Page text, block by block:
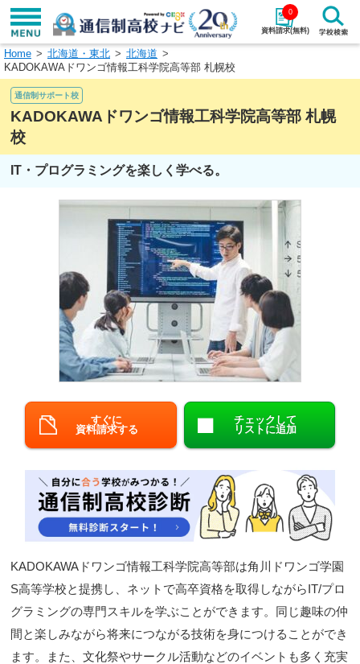
資料請求(無料)
0
学校名で探す
エリアを選択して探す
北海道・東北
北陸・甲信越
中国
九州・沖縄
閉じる
Home 北海道・東北
北海道
KADOKAWAドワンゴ情報工科学院高等部 札幌校
通信制サポート校
KADOKAWAドワンゴ情報工科学院高等部 札幌
校
IT・プログラミングを楽しく学べる。
すぐに
資料請求する
チェックして
リストに追加
KADOKAWAドワンゴ情報工科学院高等部は角川ドワンゴ学園
S高等学校と提携し、ネットで高卒資格を取得しながらIT/プロ
グラミングの専門スキルを学ぶことができます。同じ趣味の仲
間と楽しみながら将来につながる技術を身につけることができ
ます。また、文化祭やサークル活動などのイベントも多く充実